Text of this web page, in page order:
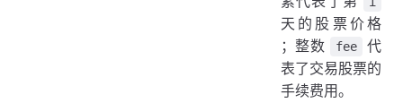
天的股票价格
；整数
fee
代
表了交易股票的
手续费用。